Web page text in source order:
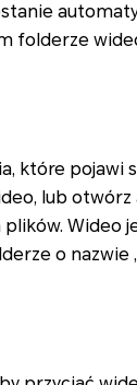
folderze
które pojawi
lub otwórz
Wideo
o nazwie